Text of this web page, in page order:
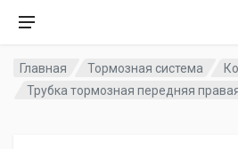
Главная Тормозная система